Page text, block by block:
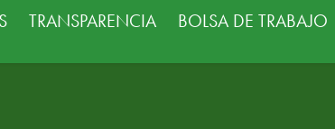
TRANSPARENCIA BOLSA DE TRABAJO